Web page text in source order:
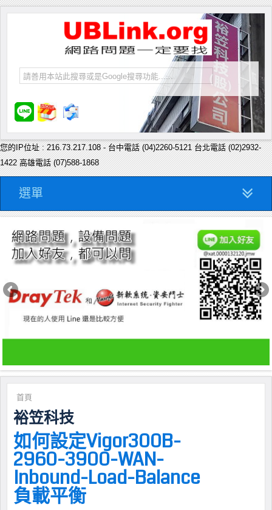
您的IP位址 : 216.73.217.108 - 台中電話 (04)2260-5121 台北電話 (02)2932-
1422 高雄電話 (07)588-1868
選單
首頁
裕笠科技
如何設定Vigor300B-
2960-3900-WAN-
Inbound-Load-Balance
負載平衡